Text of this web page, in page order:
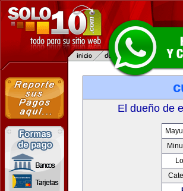
El dueño de